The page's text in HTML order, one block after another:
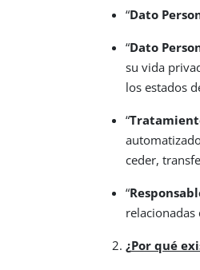
“Dato
“Dato
su vida
los estados
“
ceder,
“
¿Por qué